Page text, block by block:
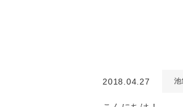
2018.04.27 池